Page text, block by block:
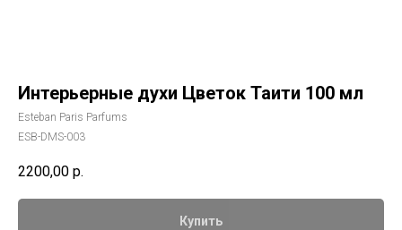
Интерьерные духи Цветок Таити 100 мл
Esteban Paris Parfums
ESB-DMS-003
2200,00 р.
Купить